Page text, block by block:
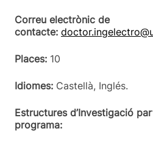
Correu electrònic de
contacte:
Places: 10
Idiomes: Castellà, Inglés.
Estructures d’Investigació
programa: